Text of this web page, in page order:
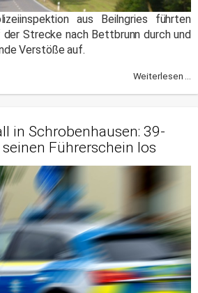
aus Beilngries führten
Strecke nach Bettbrunn durch und
Verstöße auf.
Weiterlesen ...
in Schrobenhausen: 39-
Führerschein los